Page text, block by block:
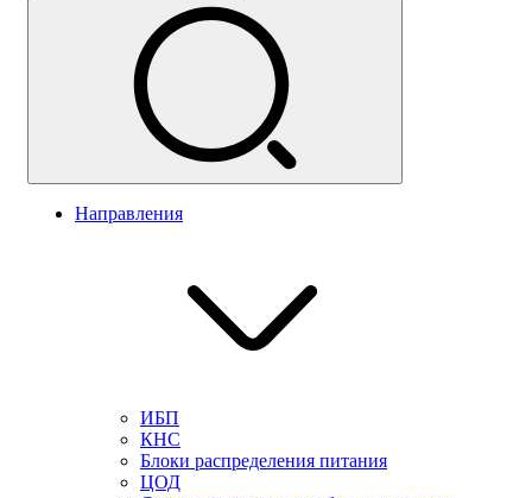
Направления
ИБП
КНС
Блоки распределения питания
ЦОД